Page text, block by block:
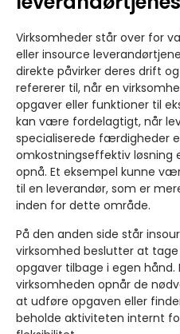
Virksomheder står over for
eller insource
direkte påvirker deres drift
refererer til, når en
opgaver eller funktioner til
kan være fordelagtigt, når
specialiserede færdigheder
omkostningseffektiv løsning
opnå. Et eksempel kunne
til en leverandør, som er
inden for dette område.
På den anden side står
virksomhed beslutter at
opgaver tilbage i egen
virksomheden opnår de
at udføre opgaven eller
beholde aktiviteten internt